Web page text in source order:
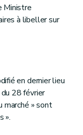
Ministre
à libeller sur
en dernier lieu
28 février
» sont
».